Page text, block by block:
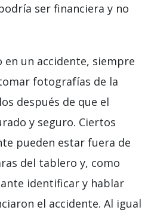
ser financiera y no
en un accidente, siempre
fotografías de la
después de que el
y seguro. Ciertos
pueden estar fuera de
del tablero y, como
identificar y hablar
el accidente. Al igual